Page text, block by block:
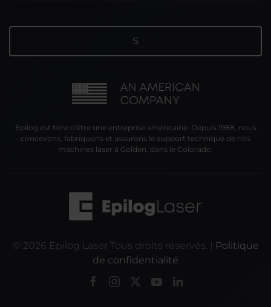
Epilog est fière d'être une entreprise américaine. Depuis 1988, nous
concevons, fabriquons et assurons le support technique de nos
machines laser à Golden, dans le Colorado.
© 2026 Epilog Laser Tous droits réservés. |
Politique
de confidentialité